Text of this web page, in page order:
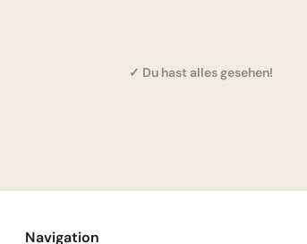
✓ Du hast alles gesehen!
Navigation